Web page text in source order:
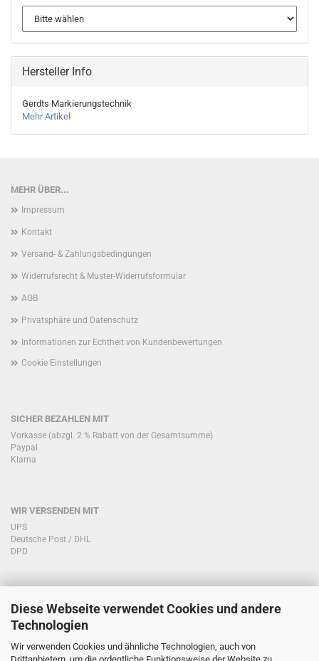
Diese Webseite verwendet Cookies und andere
Technologien
Wir verwenden Cookies und ähnliche Technologien, auch von
Drittanbietern, um die ordentliche Funktionsweise der Website zu
Hersteller Info
Gerdts Markierungstechnik
Mehr Artikel
MEHR ÜBER...
Impressum
Kontakt
Versand- & Zahlungsbedingungen
Widerrufsrecht & Muster-Widerrufsformular
AGB
Privatsphäre und Datenschutz
Informationen zur Echtheit von Kundenbewertungen
Cookie Einstellungen
SICHER BEZAHLEN MIT
Vorkasse (abzgl. 2 % Rabatt von der Gesamtsumme)
Paypal
Klarna
WIR VERSENDEN MIT
UPS
Deutsche Post / DHL
DPD
KONTAKT KUNDENSERVICE
Sie haben Fragen zu unseren Produkten?
Telefon: